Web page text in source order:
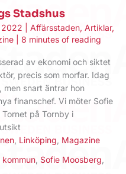
Stadshus
2022 Affärsstaden, Artiklar,
8 minutes of reading
av ekonomi och siktet
precis som morfar. Idag
snart äntrar hon
finanschef. Vi möter Sofie
på Tornby i
Linköping Magazine
kommun Sofie Moosberg